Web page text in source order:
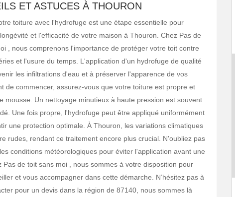
ET ASTUCES À THOURON
toiture avec l'hydrofuge est une étape essentielle pour
et l'efficacité de votre maison à Thouron. Chez Pas de
, nous comprenons l'importance de protéger votre toit contre
et l'usure du temps. L'application d'un hydrofuge de qualité
les infiltrations d'eau et à préserver l'apparence de vos
de commencer, assurez-vous que votre toiture est propre et
mousse. Un nettoyage minutieux à haute pression est souvent
Une fois propre, l'hydrofuge peut être appliqué uniformément
une protection optimale. À Thouron, les variations climatiques
rudes, rendant ce traitement encore plus crucial. N'oubliez pas
conditions météorologiques pour éviter l'application avant une
Pas de toit sans moi , nous sommes à votre disposition pour
et vous accompagner dans cette démarche. N’hésitez pas à
pour un devis dans la région de 87140, nous sommes là